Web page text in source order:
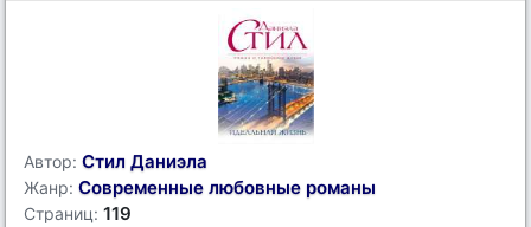
Автор: Стил Даниэла
Жанр: Современные любовные романы
Страниц: 119